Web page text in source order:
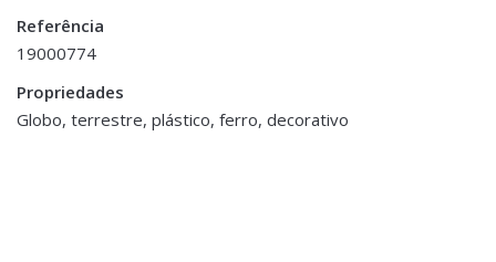
Referência
19000774
Propriedades
Globo, terrestre, plástico, ferro, decorativo